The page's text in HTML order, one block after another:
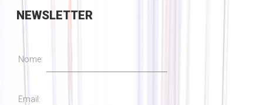
NEWSLETTER
Nome:
Email: